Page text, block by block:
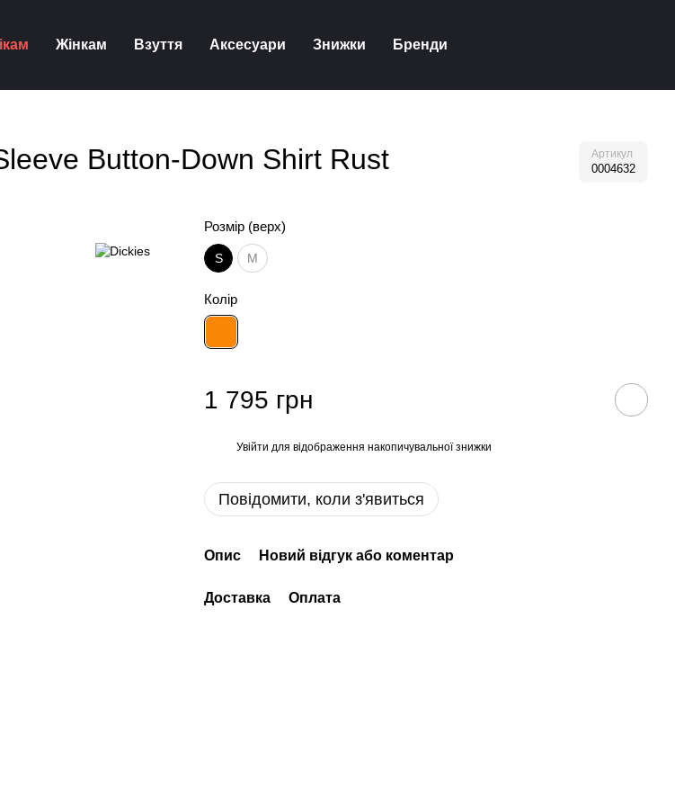
Жінкам Взуття Аксесуари Знижки Бренди
Button-Down Shirt Rust Артикул
0004632
Розмір (верх)
S M
Колір
1 795 грн
Увійти для відображення накопичувальної знижки
Повідомити, коли з'явиться
Опис Новий відгук або коментар
Доставка Оплата